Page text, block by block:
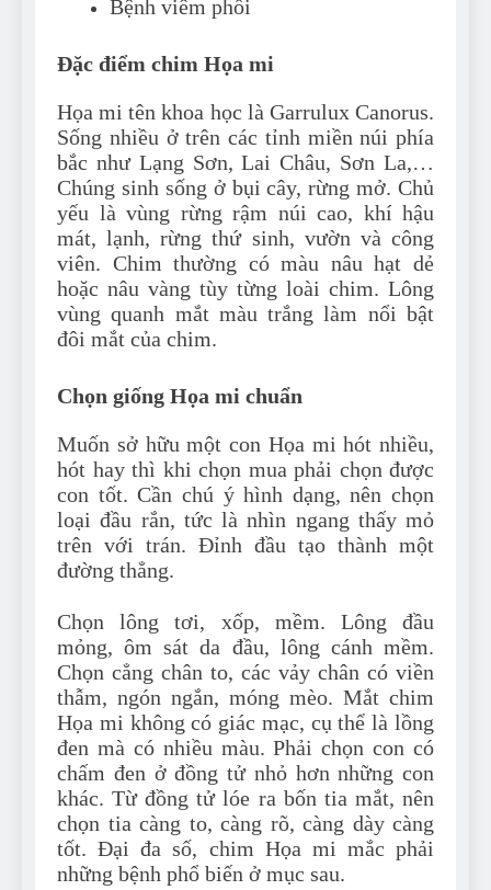
Bệnh viêm phổi
Đặc điểm chim Họa mi
Họa mi tên khoa học là Garrulux Canorus.
Sống nhiều ở trên các tỉnh miền núi phía
bắc như Lạng Sơn, Lai Châu, Sơn La,…
Chúng sinh sống ở bụi cây, rừng mở. Chủ
yếu là vùng rừng rậm núi cao, khí hậu
mát, lạnh, rừng thứ sinh, vườn và công
viên. Chim thường có màu nâu hạt dẻ
hoặc nâu vàng tùy từng loài chim. Lông
vùng quanh mắt màu trắng làm nổi bật
đôi mắt của chim.
Chọn giống Họa mi chuẩn
Muốn sở hữu một con Họa mi hót nhiều,
hót hay thì khi chọn mua phải chọn được
con tốt. Cần chú ý hình dạng, nên chọn
loại đầu rắn, tức là nhìn ngang thấy mỏ
trên với trán. Đỉnh đầu tạo thành một
đường thẳng.
Chọn lông tơi, xốp, mềm. Lông đầu
mỏng, ôm sát da đầu, lông cánh mềm.
Chọn cẳng chân to, các vảy chân có viền
thẫm, ngón ngắn, móng mèo. Mắt chim
Họa mi không có giác mạc, cụ thể là lồng
đen mà có nhiều màu. Phải chọn con có
chấm đen ở đồng tử nhỏ hơn những con
khác. Từ đồng tử lóe ra bốn tia mắt, nên
chọn tia càng to, càng rõ, càng dày càng
tốt. Đại đa số, chim Họa mi mắc phải
những bệnh phổ biến ở mục sau.